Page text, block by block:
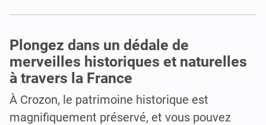
Plongez dans un dédale de
merveilles historiques et naturelles
à travers la France
À Crozon, le patrimoine historique est
magnifiquement préservé, et vous pouvez